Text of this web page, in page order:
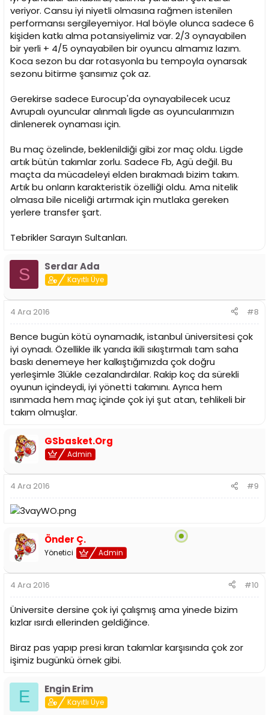
veriyor. Cansu iyi niyetli olmasına rağmen istenilen
performansı sergileyemiyor. Hal böyle olunca sadece 6
kişiden katkı alma potansiyelimiz var. 2/3 oynayabilen
bir yerli + 4/5 oynayabilen bir oyuncu almamız lazım.
Koca sezon bu dar rotasyonla bu tempoyla oynarsak
sezonu bitirme şansımız çok az.
Gerekirse sadece Eurocup'da oynayabilecek ucuz
Avrupalı oyuncular alınmalı ligde as oyuncularımızın
dinlenerek oynaması için.
Bu maç özelinde, beklenildiği gibi zor maç oldu. Ligde
artık bütün takımlar zorlu. Sadece Fb, Agü değil. Bu
maçta da mücadeleyi elden bırakmadı bizim takım.
Artık bu onların karakteristik özelliği oldu. Ama nitelik
olmasa bile niceliği artırmak için mutlaka gereken
yerlere transfer şart.
Tebrikler Sarayın Sultanları.
S Serdar Ada
Kayıtlı Üye
4 Ara 2016 #8
Bence bugün kötü oynamadık, istanbul üniversitesi çok
iyi oynadı. Özellikle ilk yarıda ikili sıkıştırmalı tam saha
baskı denemeye her kalkıştığımızda çok doğru
yerleşimle 3lükle cezalandırdılar. Rakip koç da sürekli
oyunun içindeydi, iyi yönetti takımını. Ayrıca hem
ısınmada hem maç içinde çok iyi şut atan, tehlikeli bir
takım olmuşlar.
GSbasket.Org
Admin
4 Ara 2016 #9
Önder Ç.
Yönetici Admin
4 Ara 2016 #10
Üniversite dersine çok iyi çalışmış ama yinede bizim
kızlar ısırdı ellerinden geldiğince.
Biraz pas yapıp presi kıran takımlar karşısında çok zor
işimiz bugünkü örnek gibi.
E Engin Erim
Kayıtlı Üye